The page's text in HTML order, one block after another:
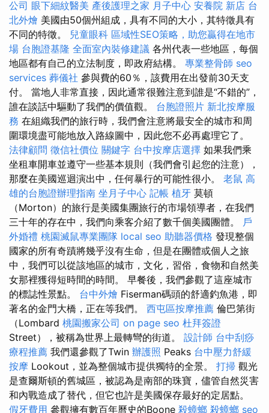
公司 眼下細紋醫美 產後護理之家 月子中心 安養院 新店 台
北外燴 美國由50個州組成，具有不同的大小，其特徵具有
不同的特徵。 兒童眼科 區域性SEO策略，助您贏得在地市
場 台胞證基隆 全面室內裝修建議 各州代表一些地區，每個
地區都有自己的立法制度，即政府結構。 專業整骨師 seo
services 葬儀社 參與費的60％，該費用在出發前30天支
付。 當地人非常直接，因此通常很難注意到誰是“不錯的”，
誰在談話中驅動了我們的價值觀。 台胞證照片 新北按摩服
務 在組織我們的旅行時，我們會注意將最安全的城市和周
圍環境盡可能地放入路線圖中，因此您不必再處理它了。
法律顧問 徵信社價位 關鍵字 台中按摩店選擇 如果我們乘
坐租車開車並遵守一些基本規則（我們會引起您的注意），
那麼在美國巡迴演出中，任何暴行的可能性很小。 老鼠 高
雄的台胞證辦理指南 坐月子中心 記帳 植牙 莫頓
（Morton）的旅行是美國集團旅行的市場領導者，在我們
三十年的存在中，我們向乘客介紹了數千個美國團體。 戶
外婚禮 桃園滅鼠專業團隊 local seo 助聽器價格 發現整個
國家的所有奇蹟將幾乎沒有生命，但是在團體或個人之旅
中，我們可以從該地區的城市，文化，習俗，食物和自然美
女那裡獲得短時間的時間。 早餐後，我們參觀了這座城市
的標誌性景點。 台中外燴 Fiserman碼頭的舒適釣魚港，即
著名的金門大橋，正在等我們。 西屯區按摩推薦 倫巴第街
（Lombard 桃園搬家公司 on page seo 杜拜簽證
Street），被稱為世界上最轉彎的街道。 設計師 台中刮痧
療程推薦 我們還參觀了Twin 辦護照 Peaks 台中壓力舒緩
按摩 Lookout，並為整個城市提供獨特的全景。 打掃 觀光
是查爾斯頓的舊城區，被認為是南部的珠寶，儘管自然災害
和內戰造成了替代，但它也許是美國保存最好的定居點。
假牙費用 參觀擁有數百年曆史的Boone 殺蟑螂 殺蟑螂 seo